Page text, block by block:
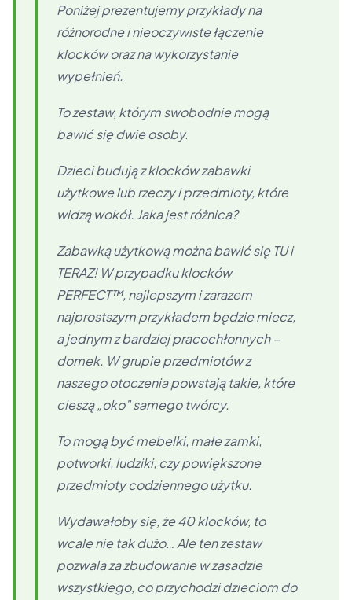
Poniżej prezentujemy przykłady na
różnorodne i nieoczywiste łączenie
klocków oraz na wykorzystanie
wypełnień.
To zestaw, którym swobodnie mogą
bawić się dwie osoby.
Dzieci budują z klocków zabawki
użytkowe lub rzeczy i przedmioty, które
widzą wokół. Jaka jest różnica?
Zabawką użytkową można bawić się TU i
TERAZ! W przypadku klocków
PERFECT™, najlepszym i zarazem
najprostszym przykładem będzie miecz,
a jednym z bardziej pracochłonnych –
domek. W grupie przedmiotów z
naszego otoczenia powstają takie, które
cieszą „oko” samego twórcy.
To mogą być mebelki, małe zamki,
potworki, ludziki, czy powiększone
przedmioty codziennego użytku.
Wydawałoby się, że 40 klocków, to
wcale nie tak dużo… Ale ten zestaw
pozwala za zbudowanie w zasadzie
wszystkiego, co przychodzi dzieciom do